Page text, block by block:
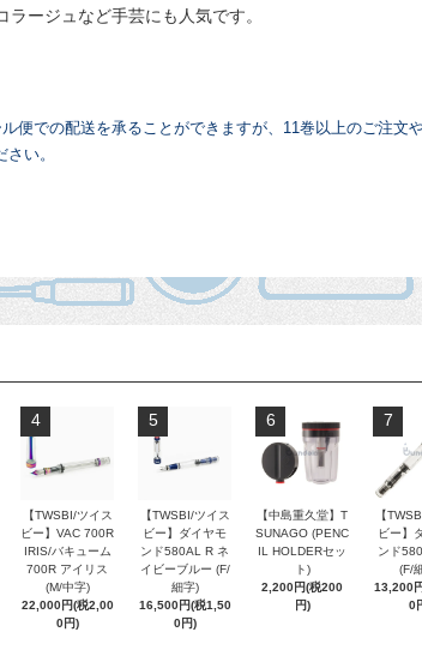
ージュなど手芸にも人気です。
便での配送を承ることができますが、11巻以上のご注文
い。
4
【TWSBI/ツイス
ビー】VAC 700R
IRIS/バキューム
700R アイリス
(M/中字)
22,000円(税2,00
0円)
5
【TWSBI/ツイス
ビー】ダイヤモ
ンド580AL R ネ
イビーブルー (F/
細字)
16,500円(税1,50
0円)
6
【中島重久堂】T
SUNAGO (PENC
IL HOLDERセッ
ト)
2,200円(税200
円)
7
【
ビー】
ンド
(F/
13,200
0